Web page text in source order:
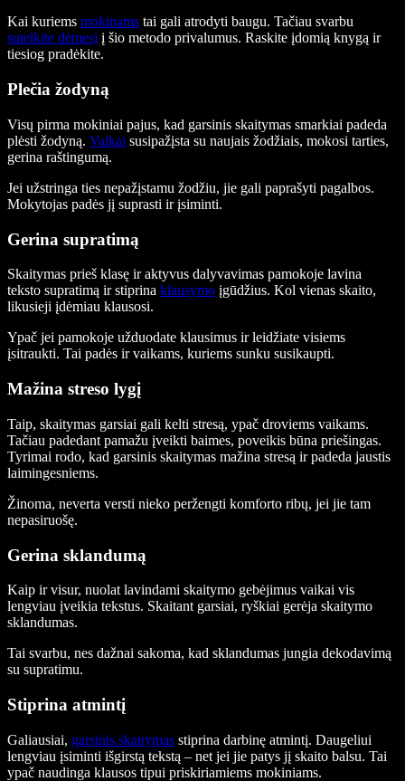
Kai kuriems mokinams tai gali atrodyti baugu. Tačiau svarbu
sutelkite dėmesį į šio metodo privalumus. Raskite įdomią knygą ir
tiesiog pradėkite.
Plečia žodyną
Visų pirma mokiniai pajus, kad garsinis skaitymas smarkiai padeda
plėsti žodyną. Vaikai susipažįsta su naujais žodžiais, mokosi tarties,
gerina raštingumą.
Jei užstringa ties nepažįstamu žodžiu, jie gali paprašyti pagalbos.
Mokytojas padės jį suprasti ir įsiminti.
Gerina supratimą
Skaitymas prieš klasę ir aktyvus dalyvavimas pamokoje lavina
teksto supratimą ir stiprina klausymo įgūdžius. Kol vienas skaito,
likusieji įdėmiau klausosi.
Ypač jei pamokoje užduodate klausimus ir leidžiate visiems
įsitraukti. Tai padės ir vaikams, kuriems sunku susikaupti.
Mažina streso lygį
Taip, skaitymas garsiai gali kelti stresą, ypač droviems vaikams.
Tačiau padedant pamažu įveikti baimes, poveikis būna priešingas.
Tyrimai rodo, kad garsinis skaitymas mažina stresą ir padeda jaustis
laimingesniems.
Žinoma, neverta versti nieko peržengti komforto ribų, jei jie tam
nepasiruošę.
Gerina sklandumą
Kaip ir visur, nuolat lavindami skaitymo gebėjimus vaikai vis
lengviau įveikia tekstus. Skaitant garsiai, ryškiai gerėja skaitymo
sklandumas.
Tai svarbu, nes dažnai sakoma, kad sklandumas jungia dekodavimą
su supratimu.
Stiprina atmintį
Galiausiai, garsinis skaitymas stiprina darbinę atmintį. Daugeliui
lengviau įsiminti išgirstą tekstą – net jei jie patys jį skaito balsu. Tai
ypač naudinga klausos tipui priskiriamiems mokiniams.